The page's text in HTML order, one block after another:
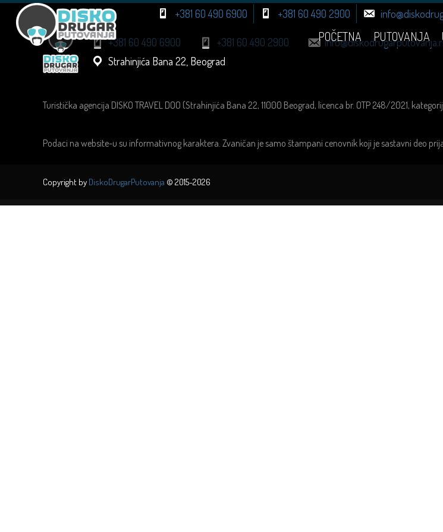
+381 60 490 6900 +381 60 490 2900
POČETNA PUTOVANJA
+381 60 490 6900 +381 60 490 2900
Strahinjića Bana 22, Beograd
Turistička agencija DISKO TRAVEL DOO (Strahinjića Bana 22, 11000 Beograd, licenca br. OTP 248/2021,
Podaci na website-u su informativnog karaktera. Zvaničan je samo štampani cenovnik koji je sastavni deo
Copyright by DiskoDrugarPutovanja © 2015-2026